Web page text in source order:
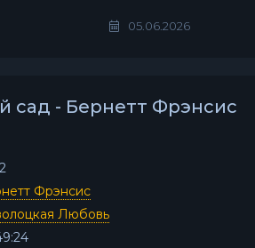
05.06.2026
сад - Бернетт Фрэнсис
Фрэнсис
Любовь